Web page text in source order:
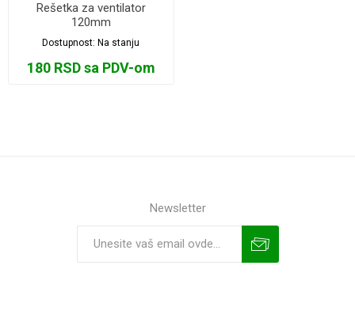
Rešetka za ventilator
120mm
Dostupnost: Na stanju
180 RSD sa PDV-om
Newsletter